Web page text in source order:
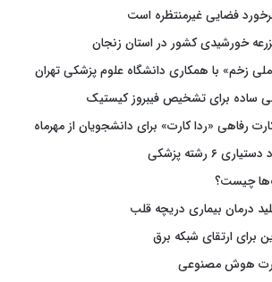
فضایی غیرمنتظره است
خورشیدی کشور در استان زنجان
ملی زخم» با همکاری دانشگاه علوم پزشکی تهران
ساده برای تشخیص فیبروز کیستیک
رفاهی «ردا کارت» برای دانشجویان از مهرماه
۶ رشته پزشکی
چیست؟
درمان بیماری دریچه قلب
برای ارتقای شبکه برق
هوش مصنوعی